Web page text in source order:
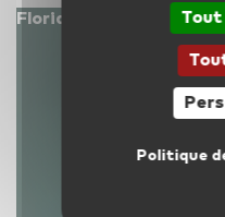
Floriane — 16 février
Politique